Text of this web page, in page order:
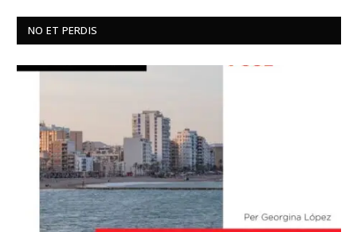
NO ET PERDIS